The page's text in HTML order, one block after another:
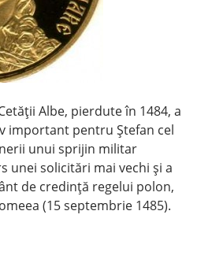
Albe, pierdute în 1484, a
important pentru Ştefan cel
unui sprijin militar
unei solicitări mai vechi şi a
de credinţă regelui polon,
(15 septembrie 1485).